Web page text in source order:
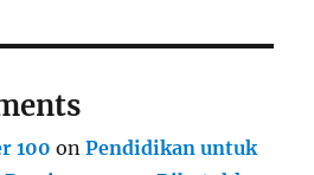
100 onPendidikan untuk